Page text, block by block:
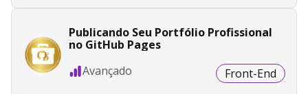
Publicando Seu Portfólio Profissional
no GitHub Pages
Avançado
Front-End